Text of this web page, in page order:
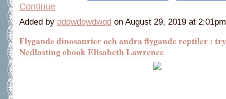
Continue
Added by qdqwdqwdwqdon August 29, 2019 at
Flygande dinosaurier och andra flygande reptiler :
Nedlasting ebook Elisabeth Lawrence